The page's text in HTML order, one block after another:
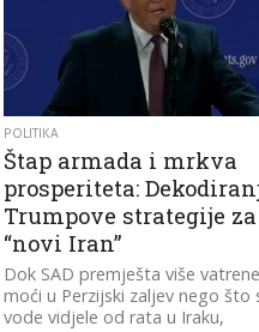
POLITIKA
Štap armada i mrkva
prosperiteta:
Trumpove strategije za
“novi Iran”
Dok SAD premješta više vatrene
moći u Perzijski zaljev nego što
vode vidjele od rata u Iraku,